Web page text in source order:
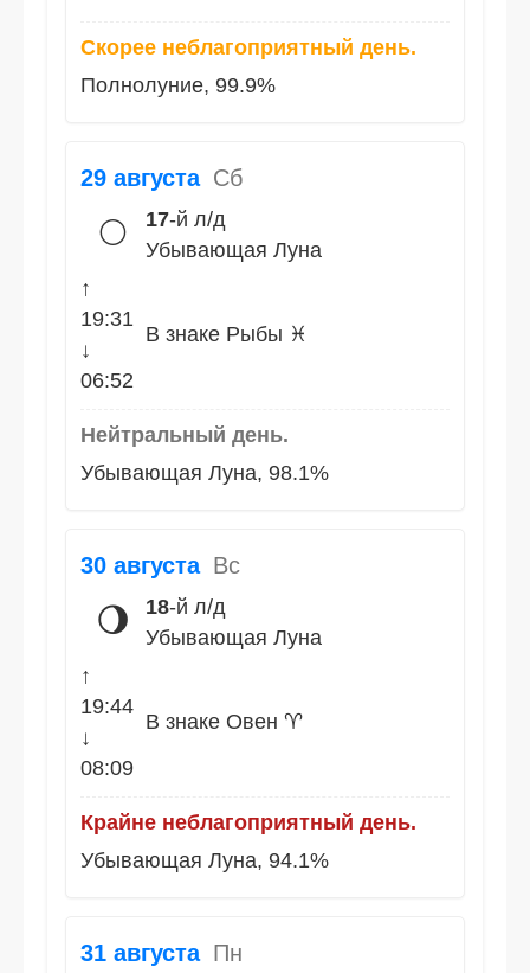
Скорее неблагоприятный день.
Полнолуние, 99.9%
29 августа Сб
🌕 17-й л/д
Убывающая Луна
↑
19:31
↓
06:52
В знаке Рыбы ♓
Нейтральный день.
Убывающая Луна, 98.1%
30 августа Вс
🌖 18-й л/д
Убывающая Луна
↑
19:44
↓
08:09
В знаке Овен ♈
Крайне неблагоприятный день.
Убывающая Луна, 94.1%
31 августа Пн